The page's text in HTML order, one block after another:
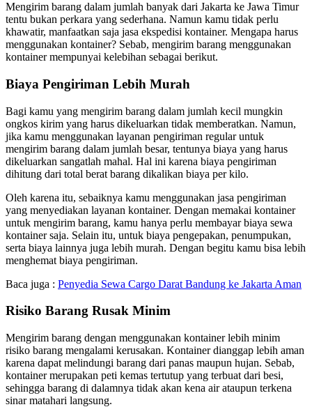
Mengirim barang dalam jumlah banyak dari Jakarta ke Jawa Timur
tentu bukan perkara yang sederhana. Namun kamu tidak perlu
khawatir, manfaatkan saja jasa ekspedisi kontainer. Mengapa harus
menggunakan kontainer? Sebab, mengirim barang menggunakan
kontainer mempunyai kelebihan sebagai berikut.
Biaya Pengiriman Lebih Murah
Bagi kamu yang mengirim barang dalam jumlah kecil mungkin
ongkos kirim yang harus dikeluarkan tidak memberatkan. Namun,
jika kamu menggunakan layanan pengiriman regular untuk
mengirim barang dalam jumlah besar, tentunya biaya yang harus
dikeluarkan sangatlah mahal. Hal ini karena biaya pengiriman
dihitung dari total berat barang dikalikan biaya per kilo.
Oleh karena itu, sebaiknya kamu menggunakan jasa pengiriman
yang menyediakan layanan kontainer. Dengan memakai kontainer
untuk mengirim barang, kamu hanya perlu membayar biaya sewa
kontainer saja. Selain itu, untuk biaya pengepakan, penumpukan,
serta biaya lainnya juga lebih murah. Dengan begitu kamu bisa lebih
menghemat biaya pengiriman.
Baca juga : Penyedia Sewa Cargo Darat Bandung ke Jakarta Aman
Risiko Barang Rusak Minim
Mengirim barang dengan menggunakan kontainer lebih minim
risiko barang mengalami kerusakan. Kontainer dianggap lebih aman
karena dapat melindungi barang dari panas maupun hujan. Sebab,
kontainer merupakan peti kemas tertutup yang terbuat dari besi,
sehingga barang di dalamnya tidak akan kena air ataupun terkena
sinar matahari langsung.